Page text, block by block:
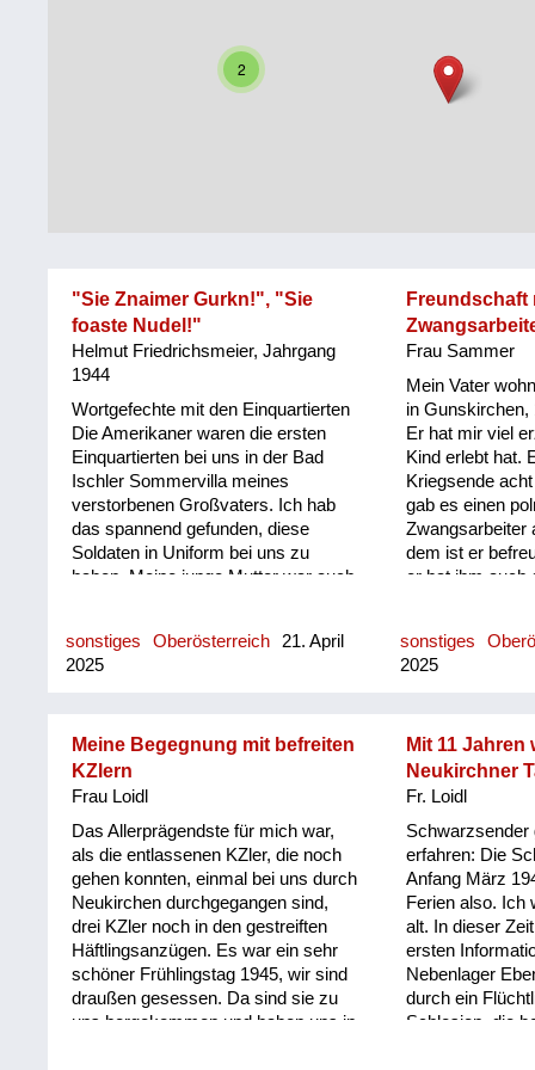
Tirol
Familiengeschichten
Staatsvertrag
Wohnen
sonstiges
2
"Sie Znaimer Gurkn!", "Sie
foaste Nudel!"
Helmut Friedrichsmeier, Jahrgang
1944
Wortgefechte mit den Einquartierten
Die Amerikaner waren die ersten
Einquartierten bei uns in der Bad
Ischler Sommervilla meines
verstorbenen Großvaters. Ich hab
das spannend gefunden, diese
Soldaten in Uniform bei uns zu
haben. Meine junge Mutter war auch
werden die Leute sagen! Bald darauf
mussten wir eine Flüchtlingsfamilie
nicht das, was meine Großmutter
wollte; die Amerikaner hatten noch
einen gewissen Status verliehen.
einen Spielkameraden hatte,
während meine Großmutter sich
bald mit der Frau dieser
Flüchtlingsfamilie verfeindet hat.
Meine Großmutter hat immer
gesagt: Sie Znaimer Gurkn! Znaim
war ja eine Gemüsezucht Gegend.
Und die Frau aus Südmähren hat
sonstiges Oberösterreich
21. April
2025
Freundschaft
Frau Sammer
Mein Vater
in Gunskirchen,
Er hat mir viel
Kind erlebt hat.
Kriegsende
gab es einen
Zwangsarbeiter
dem ist er
er hat ihm auch
Zwangsarbeiter
Kriegsende in
wegebracht
dabei. Der hat
ungefähr, wo
von zu Hause
befreundeten.
sonstiges
2025
Meine Begegnung mit befreiten
KZlern
Frau Loidl
Das Allerprägendste für mich war,
als die entlassenen KZler, die noch
gehen konnten, einmal bei uns durch
Neukirchen durchgegangen sind,
drei KZler noch in den gestreiften
Häftlingsanzügen. Es war ein sehr
schöner Frühlingstag 1945, wir sind
draußen gesessen. Da sind sie zu
uns hergekommen und haben uns in
Mit 11 Jahren
Neukirchner
Fr. Loidl
Schwarzsender
erfahren: Die
Anfang März
Ferien also. Ich
alt. In dieser
ersten
Nebenlager
durch ein
Schlesien, die